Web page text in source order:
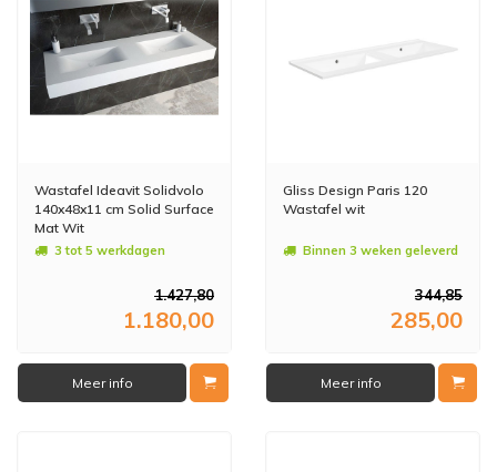
Wastafel Ideavit Solidvolo
140x48x11 cm Solid Surface
Mat Wit
3 tot 5 werkdagen
1.427,80
1.180,00
Meer info
Gliss Design Paris 120
Wastafel wit
Binnen 3 weken geleverd
344,85
285,00
Meer info